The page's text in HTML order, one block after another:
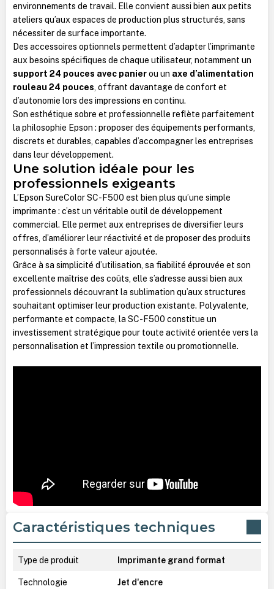
environnements de travail. Elle convient aussi bien aux petits
ateliers qu’aux espaces de production plus structurés, sans
nécessiter de surface importante.
Des accessoires optionnels permettent d’adapter l’imprimante
aux besoins spécifiques de chaque utilisateur, notamment un
support 24 pouces avec panierou un axe d’alimentation
rouleau 24 pouces, offrant davantage de confort et
d’autonomie lors des impressions en continu.
Son esthétique sobre et professionnelle reflète parfaitement
la philosophie Epson : proposer des équipements performants,
discrets et durables, capables d’accompagner les entreprises
dans leur développement.
Une solution idéale pour les
professionnels exigeants
L’Epson SureColor SC-F500 est bien plus qu’une simple
imprimante : c’est un véritable outil de développement
commercial. Elle permet aux entreprises de diversifier leurs
offres, d’améliorer leur réactivité et de proposer des produits
personnalisés à forte valeur ajoutée.
Grâce à sa simplicité d’utilisation, sa fiabilité éprouvée et son
excellente maîtrise des coûts, elle s’adresse aussi bien aux
professionnels découvrant la sublimation qu’aux structures
souhaitant optimiser leur production existante. Polyvalente,
performante et compacte, la SC-F500 constitue un
investissement stratégique pour toute activité orientée vers la
personnalisation et l’impression textile ou promotionnelle.
Caractéristiques techniques
Type de produit Imprimante grand format
Technologie
Jet d'encre